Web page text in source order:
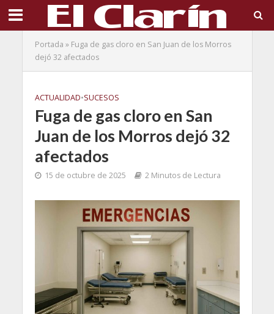
Portada » Fuga de gas cloro en San Juan de los Morros
dejó 32 afectados
ACTUALIDAD•SUCESOS
Fuga de gas cloro en San
Juan de los Morros dejó 32
afectados
15 de octubre de 2025 2 Minutos de Lectura